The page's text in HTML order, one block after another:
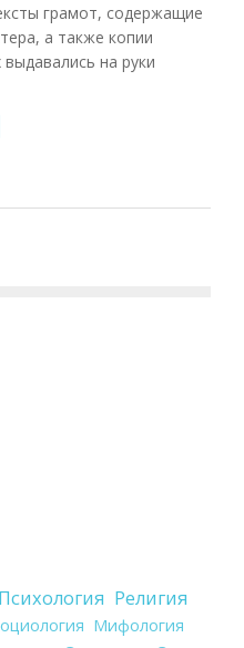
грамот, содержащие
а также копии
на руки
Психология Религия
Мифология